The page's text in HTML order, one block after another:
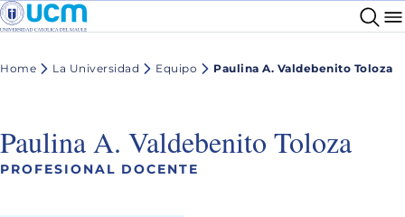
Home La Universidad Equipo Paulina A. Valdebenito Toloza
Paulina A. Valdebenito Toloza
PROFESIONAL DOCENTE